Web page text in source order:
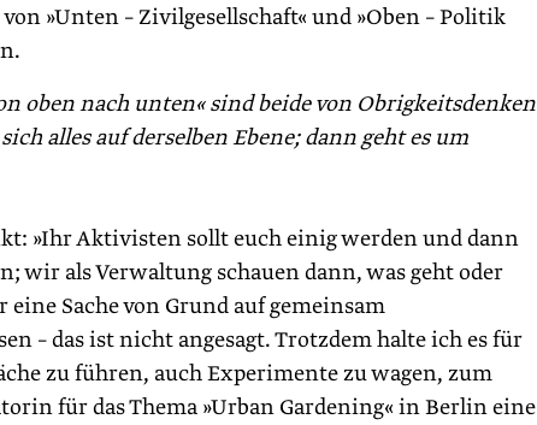
»Unten – Zivilgesellschaft« und »Oben – Politik
oben nach unten« sind beide von Obrig­keitsdenken
alles auf derselben Ebene; dann geht es um
»Ihr Aktivisten sollt euch einig werden und dann
wir als Verwaltung schauen dann, was geht oder
Sache von Grund auf gemeinsam
– das ist nicht angesagt. Trotzdem halte ich es für
zu führen, auch Experimente zu wagen, zum
für das Thema »Urban Gardening« in Berlin eine